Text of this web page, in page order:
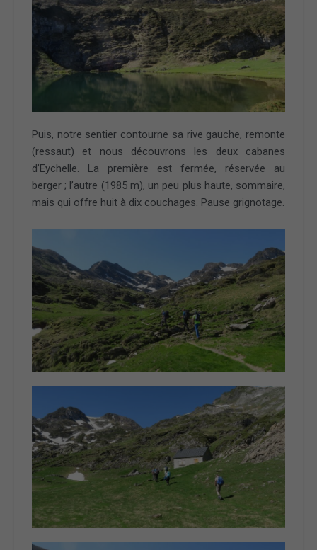
Puis, notre sentier contourne sa rive gauche, remonte
(ressaut) et nous découvrons les deux cabanes
d’Eychelle. La première est fermée, réservée au
berger ; l’autre (1985 m), un peu plus haute, sommaire,
mais qui offre huit à dix couchages. Pause grignotage.